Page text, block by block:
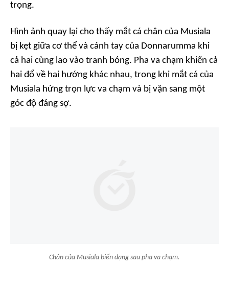
trọng.
Hình ảnh quay lại cho thấy mắt cá chân của Musiala
bị kẹt giữa cơ thể và cánh tay của Donnarumma khi
cả hai cùng lao vào tranh bóng. Pha va chạm khiến cả
hai đổ về hai hướng khác nhau, trong khi mắt cá của
Musiala hứng trọn lực va chạm và bị vặn sang một
góc độ đáng sợ.
Chân của Musiala biến dạng sau pha va chạm.